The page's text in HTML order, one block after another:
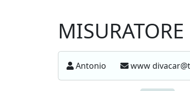
MISURATORE
Antonio www